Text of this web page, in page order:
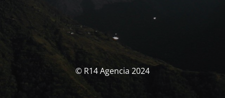
© R14 Agencia 2024